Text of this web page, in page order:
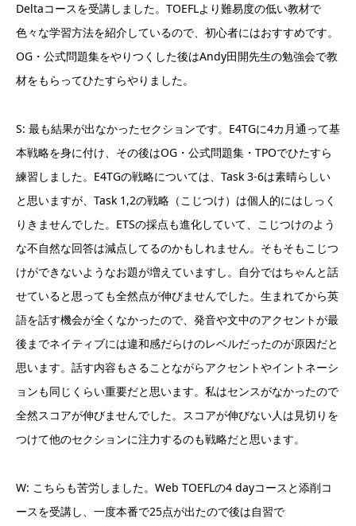
Deltaコースを受講しました。TOEFLより難易度の低い教材で
色々な学習方法を紹介しているので、初心者にはおすすめです。
OG・公式問題集をやりつくした後はAndy田開先生の勉強会で教
材をもらってひたすらやりました。
S: 最も結果が出なかったセクションです。E4TGに4カ月通って基
本戦略を身に付け、その後はOG・公式問題集・TPOでひたすら
練習しました。E4TGの戦略については、Task 3-6は素晴らしい
と思いますが、Task 1,2の戦略（こじつけ）は個人的にはしっく
りきませんでした。ETSの採点も進化していて、こじつけのよう
な不自然な回答は減点してるのかもしれません。そもそもこじつ
けができないようなお題が増えていますし。自分ではちゃんと話
せていると思っても全然点が伸びませんでした。生まれてから英
語を話す機会が全くなかったので、発音や文中のアクセントが最
後までネイティブには違和感だらけのレベルだったのが原因だと
思います。話す内容もさることながらアクセントやイントネーシ
ョンも同じくらい重要だと思います。私はセンスがなかったので
全然スコアが伸びませんでした。スコアが伸びない人は見切りを
つけて他のセクションに注力するのも戦略だと思います。
W: こちらも苦労しました。Web TOEFLの4 dayコースと添削コ
ースを受講し、一度本番で25点が出たので後は自習で